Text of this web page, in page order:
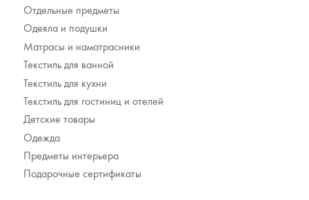
Отдельные предметы
Одеяла и подушки
Матрасы и наматрасники
Текстиль для ванной
Текстиль для кухни
Текстиль для гостиниц и отелей
Детские товары
Одежда
Предметы интерьера
Подарочные сертификаты